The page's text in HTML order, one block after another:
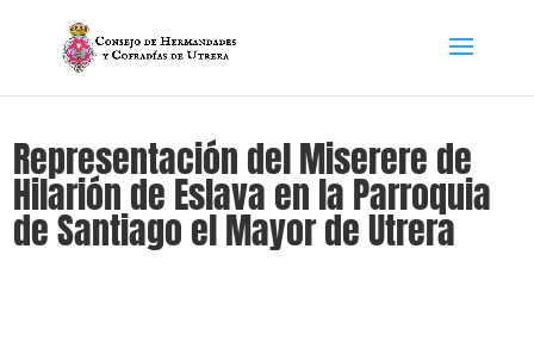
Representación del Miserere de
Hilarión de Eslava en la Parroquia
de Santiago el Mayor de Utrera